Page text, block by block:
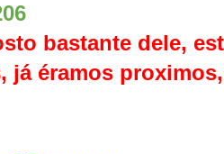
bastante dele,
já éramos